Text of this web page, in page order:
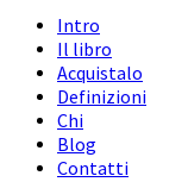
Intro
Il libro
Acquistalo
Definizioni
Chi
Blog
Contatti